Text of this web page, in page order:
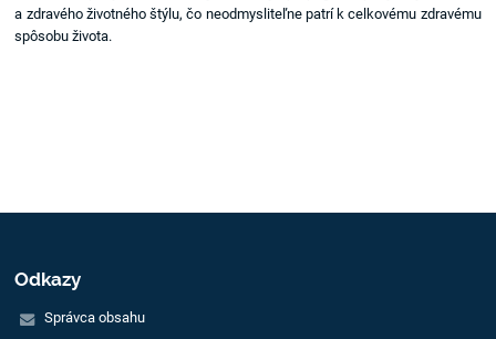
a zdravého životného štýlu, čo neodmysliteľne patrí k celkovému zdravému
spôsobu života.
Odkazy
Správca obsahu